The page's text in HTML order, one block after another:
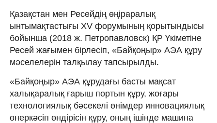
Қазақстан мен Ресейдің өңіраралық
ынтымақтастығы XV форумының қоры­тындысы
бойынша (2018 ж. Петропавловск) ҚР Үкіметіне
Ресей жағымен бірлесіп, «Байқоңыр» АЭА құру
мәселелерін талқылау тапсырылды.
«Байқоңыр» АЭА құрудағы басты мақсат
халықаралық ғарыш портын құру, жоғары
технологиялық бәсекелі өнімдер инновациялық
өнеркәсіп өндірісін құру, оның ішінде машина